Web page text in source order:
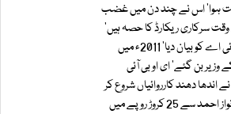
آدمی ثابت ہوا' اس نے چند دن میں غضب
سرکاری ریکارڈ کا حصہ ہیں'
مجھے یہ فائل دیکھنے کا اتفاق ہوا' میں اس میں سے چند انکشافات آپ کے سامنے رکھتا ہوں' کنور خورشید نے ایف آئی اے کو بیان دیا' 2011ء میں
بن گئے' ای او بی آئی
دھند کارروائیاں شروع کر
دیں' ہم نے پہلی پراپرٹی 16 ستمبر 2011ء کو لاہور میں خریدی' یہ فقیر پلازہ تھا' یہ جائیداد ہم نے کمپنی کے ڈائریکٹر نواز احمد سے 25 کروڑ روپے میں